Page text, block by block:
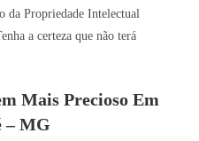
da Propriedade Intelectual
a certeza que não terá
Mais Precioso Em
MG